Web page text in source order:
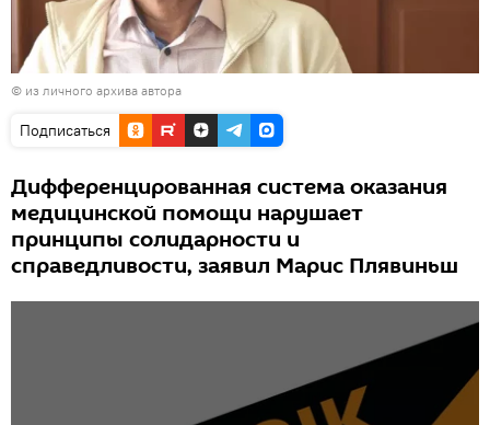
© из личного архива автора
Подписаться
Дифференцированная система оказания
медицинской помощи нарушает
принципы солидарности и
справедливости, заявил Марис Плявиньш